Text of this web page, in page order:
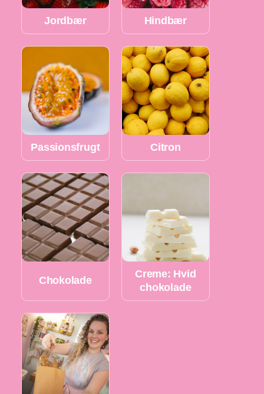
Jordbær Hindbær
Passionsfrugt Citron
Chokolade
Creme: Hvid
chokolade